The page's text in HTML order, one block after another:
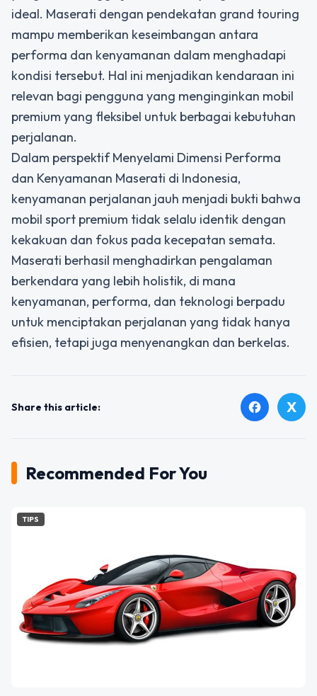
ideal. Maserati dengan pendekatan grand touring
mampu memberikan keseimbangan antara
performa dan kenyamanan dalam menghadapi
kondisi tersebut. Hal ini menjadikan kendaraan ini
relevan bagi pengguna yang menginginkan mobil
premium yang fleksibel untuk berbagai kebutuhan
perjalanan.
Dalam perspektif Menyelami Dimensi Performa
dan Kenyamanan Maserati di Indonesia,
kenyamanan perjalanan jauh menjadi bukti bahwa
mobil sport premium tidak selalu identik dengan
kekakuan dan fokus pada kecepatan semata.
Maserati berhasil menghadirkan pengalaman
berkendara yang lebih holistik, di mana
kenyamanan, performa, dan teknologi berpadu
untuk menciptakan perjalanan yang tidak hanya
efisien, tetapi juga menyenangkan dan berkelas.
Share this article: facebook X
Recommended For You
TIPS